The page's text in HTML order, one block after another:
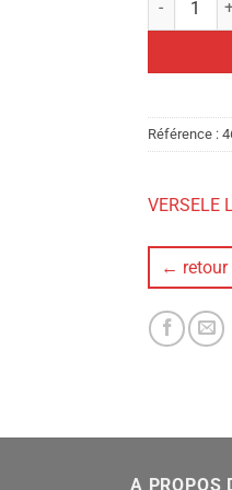
Référence :
VERSELE
← retour
A PROPOS